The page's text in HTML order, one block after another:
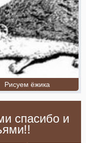
Рисуем ёжика
спасибо и